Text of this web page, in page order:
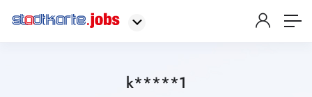
k*****1